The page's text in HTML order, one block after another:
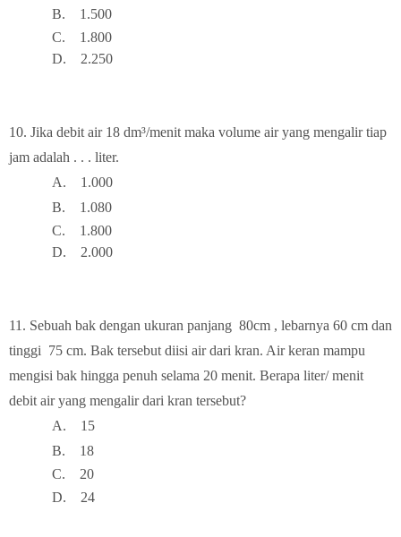
B.
1.500
C.
1.800
D. 2.250
10. Jika debit air 18 dm³/menit maka volume air yang mengalir tiap
jam adalah . . . liter.
A.
1.000
B.
1.080
C. 1.800
D. 2.000
11. Sebuah bak dengan ukuran panjang 80cm , lebarnya 60 cm dan
tinggi 75 cm. Bak tersebut diisi air dari kran. Air keran mampu
mengisi bak hingga penuh selama 20 menit. Berapa liter/ menit
debit air yang mengalir dari kran tersebut?
A.
15
B.
18
C.
20
D.
24